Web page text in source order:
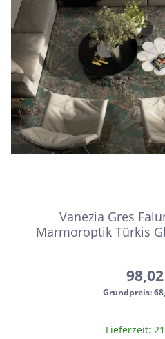
Vanezia Gres
Marmoroptik Türkis
Grundpreis:
Lieferzeit: